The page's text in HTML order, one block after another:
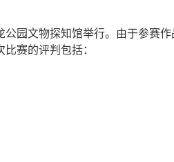
园文物探知馆举行。由于参赛
赛的评判包括：